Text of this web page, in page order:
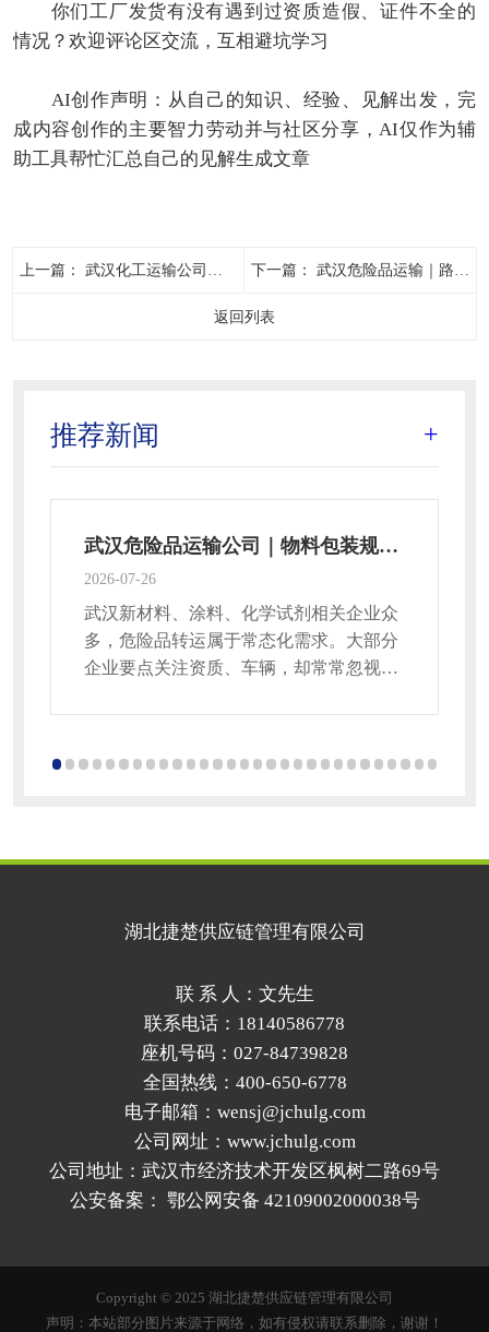
你们工厂发货有没有遇到过资质造假、证件不全的
情况？欢迎评论区交流，互相避坑学习
AI创作声明：从自己的知识、经验、见解出发，完
成内容创作的主要智力劳动并与社区分享，AI仅作为辅
助工具帮忙汇总自己的见解生成文章
上一篇： 武汉化工运输公司｜资质真假辨别！企业发货必看 下一篇： 武汉危险品运输｜路线规划技巧避开禁行+提效降险
返回列表
推荐新闻 +
武汉危险品运输公司｜物料包装规范，很多企业都忽略
2026-07-26
武汉新材料、涂料、化学试剂相关企业众
多，危险品转运属于常态化需求。大部分
企业要点关注资质、车辆，却常常忽视物
不能使用普通塑料桶，易挥发货品需要具
湖北捷楚供应链管理有限公司
联 系 人：文先生
联系电话：18140586778
座机号码：027-84739828
全国热线：400-650-6778
电子邮箱：wensj@jchulg.com
公司网址：www.jchulg.com
公司地址：武汉市经济技术开发区枫树二路69号
公安备案： 鄂公网安备 42109002000038号
Copyright © 2025 湖北捷楚供应链管理有限公司
声明：本站部分图片来源于网络，如有侵权请联系删除，谢谢！